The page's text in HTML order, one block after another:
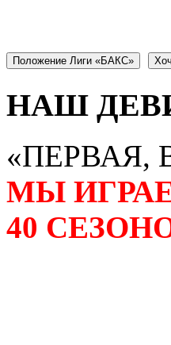
Положение Лиги «БАКС»
НАШ
«ПЕРВАЯ,
МЫ
40